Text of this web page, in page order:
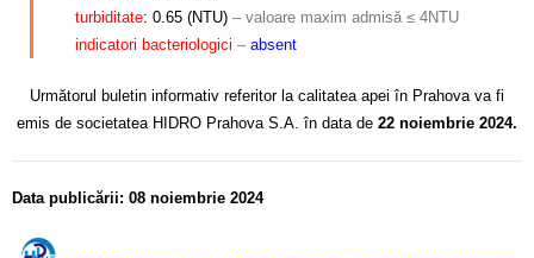
turbiditate: 0.65 (NTU) – valoare maxim admisă ≤ 4NTU
indicatori bacteriologici – absent
Următorul buletin informativ referitor la calitatea apei în Prahova va fi
emis de societatea HIDRO Prahova S.A. în data de 22 noiembrie 2024.
Data publicării: 08 noiembrie 2024